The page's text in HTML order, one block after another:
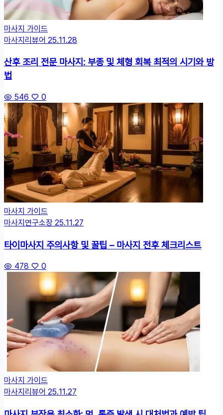
마사지 가이드
마사지리뷰어 25.11.28
산후 조리 전문 마사지: 부종 및 체형 회복 최적의 시기와 방
법
546 0
마사지 가이드
마사지연구소장25.11.27
타이마사지 주의사항 및 꿀팁 – 마사지 전후 체크리스트
478 0
마사지 가이드
마사지리뷰어 25.11.27